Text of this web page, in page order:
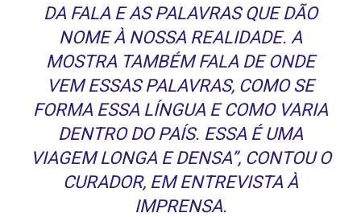
DA FALA E AS PALAVRAS QUE DÃO
NOME À NOSSA REALIDADE. A
MOSTRA TAMBÉM FALA DE ONDE
VEM ESSAS PALAVRAS, COMO SE
FORMA ESSA LÍNGUA E COMO VARIA
DENTRO DO PAÍS. ESSA É UMA
VIAGEM LONGA E DENSA”, CONTOU O
CURADOR, EM ENTREVISTA À
IMPRENSA.